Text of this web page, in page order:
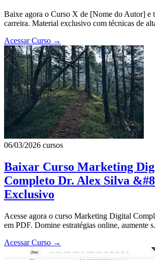
Baixe agora o Curso X de [Nome do Autor] e
carreira. Material exclusivo com técnicas de
Acessar Curso →
06/03/2026 cursos
Baixar Curso Marketing
Completo Dr. Alex Silva
Exclusivo
Acesse agora o curso Marketing Digital
em PDF. Domine estratégias online, aumente
Acessar Curso →